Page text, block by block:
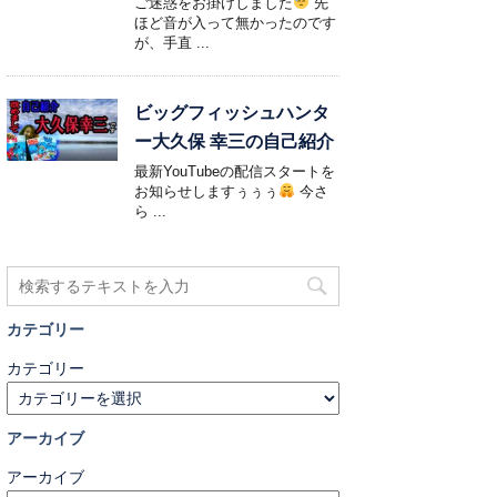
ほど音が入って無かったのです
が、手直 ...
ビッグフィッシュハンタ
ー大久保 幸三の自己紹介
最新YouTubeの配信スタートを
お知らせしますぅぅぅ
今さ
ら ...
カテゴリー
カテゴリー
アーカイブ
アーカイブ